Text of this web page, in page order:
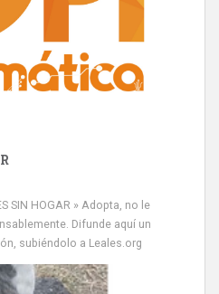
SIN HOGAR » Adopta, no le
Difunde aquí un
subiéndolo a Leales.org